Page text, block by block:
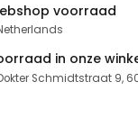
voorraad
in onze
Schmidtstraat 9,